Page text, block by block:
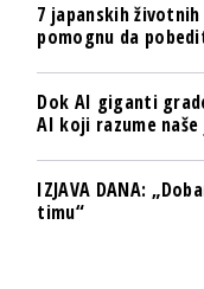
7 japanskih
pomognu da
Dok AI giganti
AI koji razume
IZJAVA DANA:
timu“